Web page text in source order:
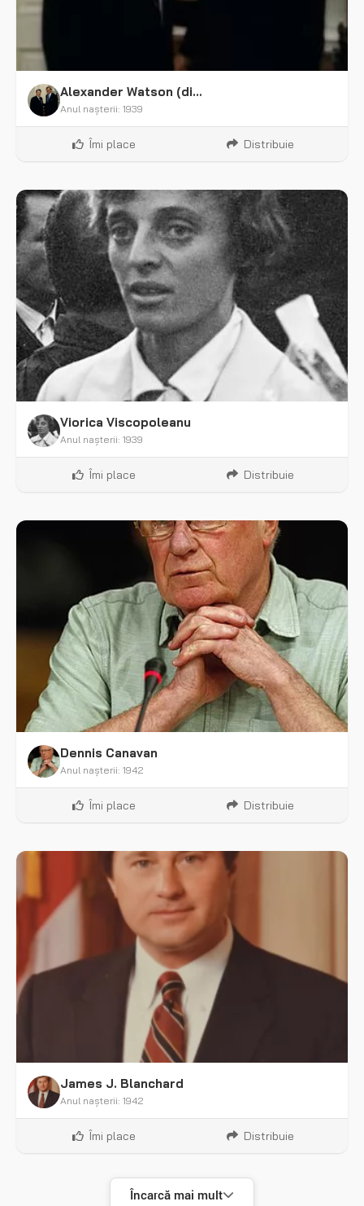
Alexander Watson (diplomat)
Anul nașterii: 1939
Îmi place Distribuie
Viorica Viscopoleanu
Anul nașterii: 1939
Îmi place Distribuie
Dennis Canavan
Anul nașterii: 1942
Îmi place Distribuie
James J. Blanchard
Anul nașterii: 1942
Îmi place Distribuie
Încarcă mai mult